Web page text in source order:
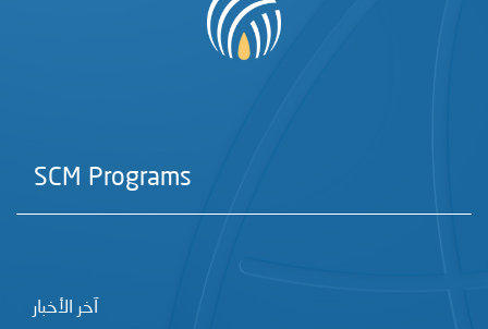
SCM Programs
آخر الأخبار